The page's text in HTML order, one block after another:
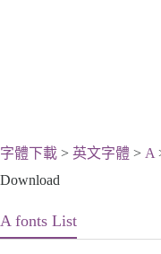
字體下載 > 英文字體 > A
Download
A fonts List